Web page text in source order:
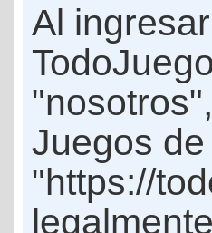
Al
Juegos
"https://